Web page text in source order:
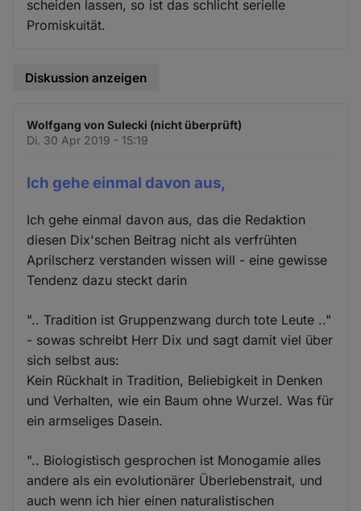
scheiden lassen, so ist das schlicht serielle
Promiskuität.
Diskussion anzeigen
Wolfgang von Sulecki (nicht überprüft)
Di. 30 Apr 2019 - 15:19
Ich gehe einmal davon aus,
Ich gehe einmal davon aus, das die Redaktion
diesen Dix'schen Beitrag nicht als verfrühten
Aprilscherz verstanden wissen will - eine gewisse
Tendenz dazu steckt darin
".. Tradition ist Gruppenzwang durch tote Leute .."
- sowas schreibt Herr Dix und sagt damit viel über
sich selbst aus:
Kein Rückhalt in Tradition, Beliebigkeit in Denken
und Verhalten, wie ein Baum ohne Wurzel. Was für
ein armseliges Dasein.
".. Biologistisch gesprochen ist Monogamie alles
andere als ein evolutionärer Überlebenstrait, und
auch wenn ich hier einen naturalistischen